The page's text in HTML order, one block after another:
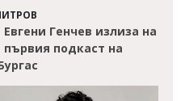
Генчев излиза на
първия подкаст на